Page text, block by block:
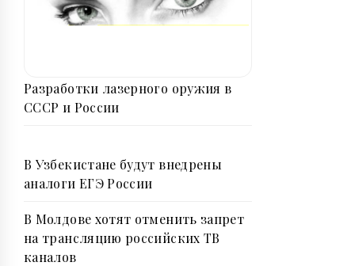
Разработки лазерного оружия в
СССР и России
В Узбекистане будут внедрены
аналоги ЕГЭ России
В Молдове хотят отменить запрет
на трансляцию российских ТВ
каналов